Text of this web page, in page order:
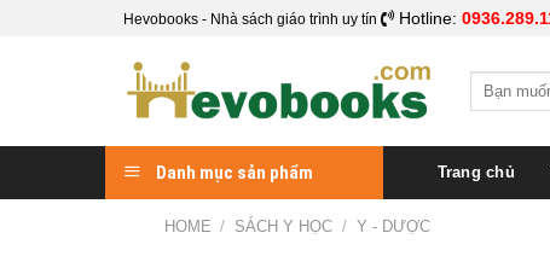
Hevobooks - Nhà sách giáo trình uy tín Hotline:
Search
Danh mục sản phẩm Trang chủ
HOME / SÁCH Y HỌC / Y - DƯỢC